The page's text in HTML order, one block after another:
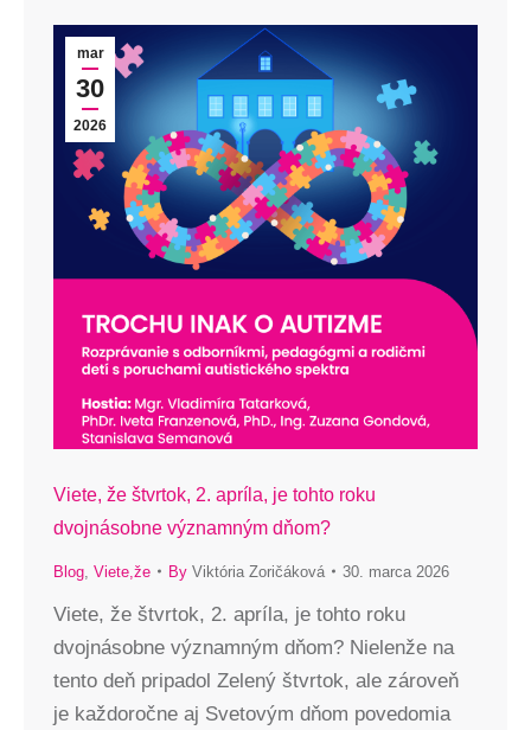
mar
30
2026
Viete, že štvrtok, 2. apríla, je tohto roku
dvojnásobne významným dňom?
Blog Viete,že By Viktória Zoričáková 30. marca 2026
Viete, že štvrtok, 2. apríla, je tohto roku
dvojnásobne významným dňom? Nielenže na
tento deň pripadol Zelený štvrtok, ale zároveň
je každoročne aj Svetovým dňom povedomia